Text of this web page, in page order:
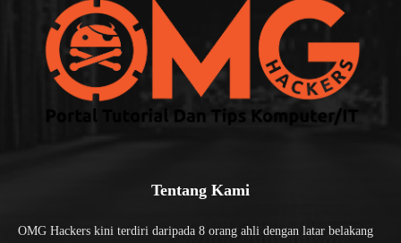
Tentang Kami
OMG Hackers kini terdiri daripada 8 orang ahli dengan latar belakang